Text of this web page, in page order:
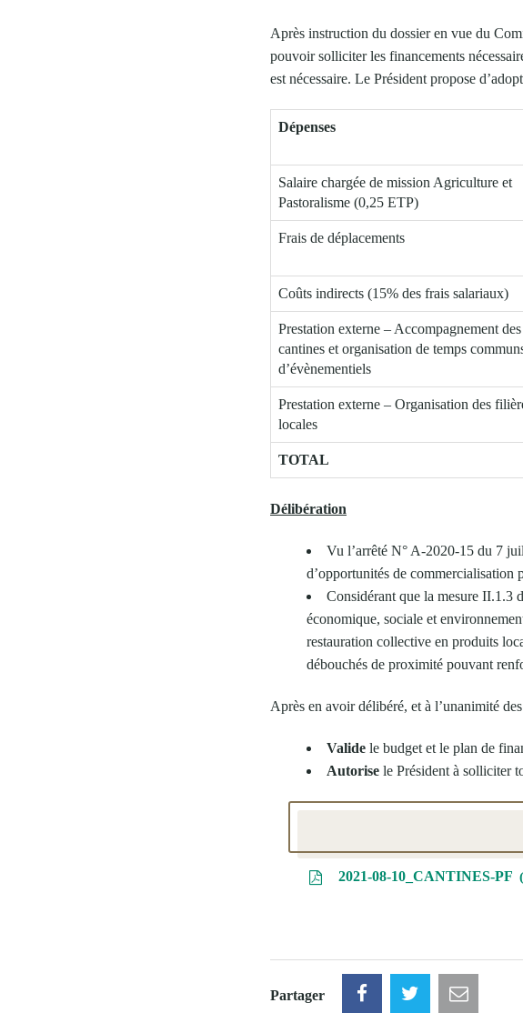
Après instruction du dossier en vue du
pouvoir solliciter les financements
est nécessaire. Le Président propose
Dépenses
Salaire chargée de mission Agriculture et
Pastoralisme (0,25 ETP)
Frais de déplacements
Coûts indirects (15% des frais salariaux)
Prestation externe – Accompagnement des
cantines et organisation de temps
d’évènementiels
Prestation externe – Organisation des
locales
TOTAL
Délibération
Vu l’arrêté N° A-2020-15 du 7
d’opportunités de commercialisation
Considérant que la mesure II.1.3
économique, sociale et
restauration collective en produits
débouchés de proximité pouvant
Après en avoir délibéré, et à l’unanimité
Valide le budget et le plan de
Autorise le Président à solliciter
2021-08-10_CANTINES-PF
Partager